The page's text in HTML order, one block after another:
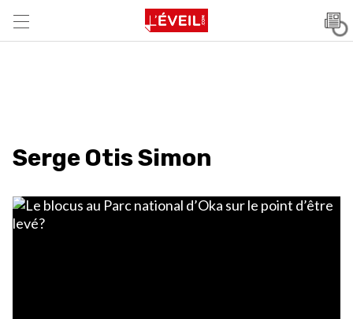
Serge Otis Simon